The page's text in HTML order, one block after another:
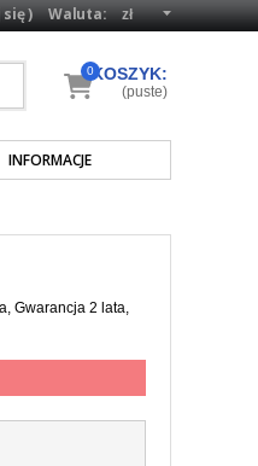
Waluta:
się)
INFORMACJE
KOSZYK:
0
(puste)
Gwarancja 2 lata,